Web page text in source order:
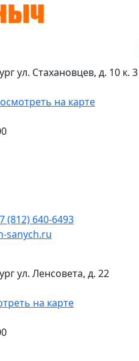
ул. Стахановцев, д. 10 к. 3
на карте
(812) 640-6493
sanych.ru
ул. Ленсовета, д. 22
на карте